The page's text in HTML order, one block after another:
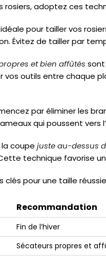
adoptez ces
pour tailler vos
Évitez de tailler par
et bien affûtés sont
vos outils entre chaque
par éliminer les
qui poussent vers
coupe juste au-dessus
technique favorise
pour une taille
Recommandation
Fin de l’hiver
Sécateurs propres et